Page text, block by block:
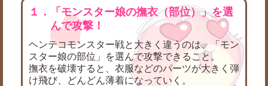
１．「モンスター娘の撫衣（部位）」を選
んで攻撃！
ヘンテコモンスター戦と大きく違うのは、「モン
スター娘の部位」を選んで攻撃できること。
撫衣を破壊すると、衣服などのパーツが大きく弾
け飛び、どんどん薄着になっていく。